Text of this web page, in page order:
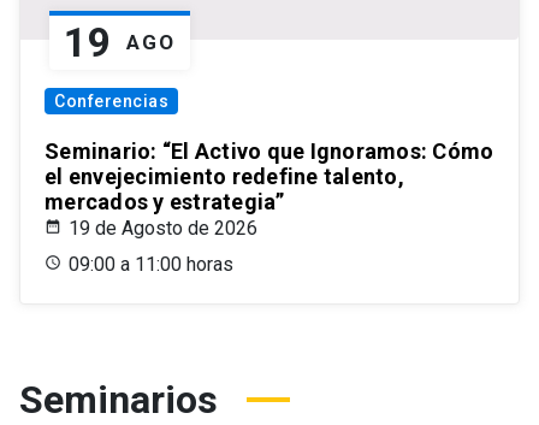
19 AGO
Conferencias
Seminario: “El Activo que Ignoramos: Cómo
el envejecimiento redefine talento,
mercados y estrategia”
19 de Agosto de 2026
09:00 a 11:00 horas
Seminarios